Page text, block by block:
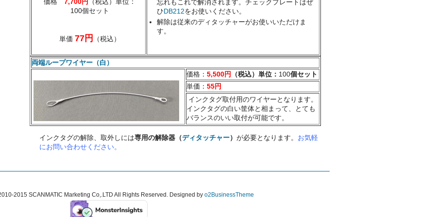
100個セット
単価 77円 （税込）
忘れもこれで解消されます。チェックプレートはぜ
ひDB212をお使いください。
解除は従来のディタッチャーがお使いいただけま
す。
両端ループワイヤー（白）
価格： 5,500円 （税込）単位： 100個セット
単価： 55円
インクタグ取付用のワイヤーとなります。
インクタグの白い筐体と相まって、とても
バランスのいい取付が可能です。
インクタグの解除、取外しには専用の解除器（ディタッチャー） が必要となります。 お気軽
にお問い合わせください。
2015 SCANMATIC Marketing Co,.LTD All Rights Reserved. Designed by o2BusinessTheme